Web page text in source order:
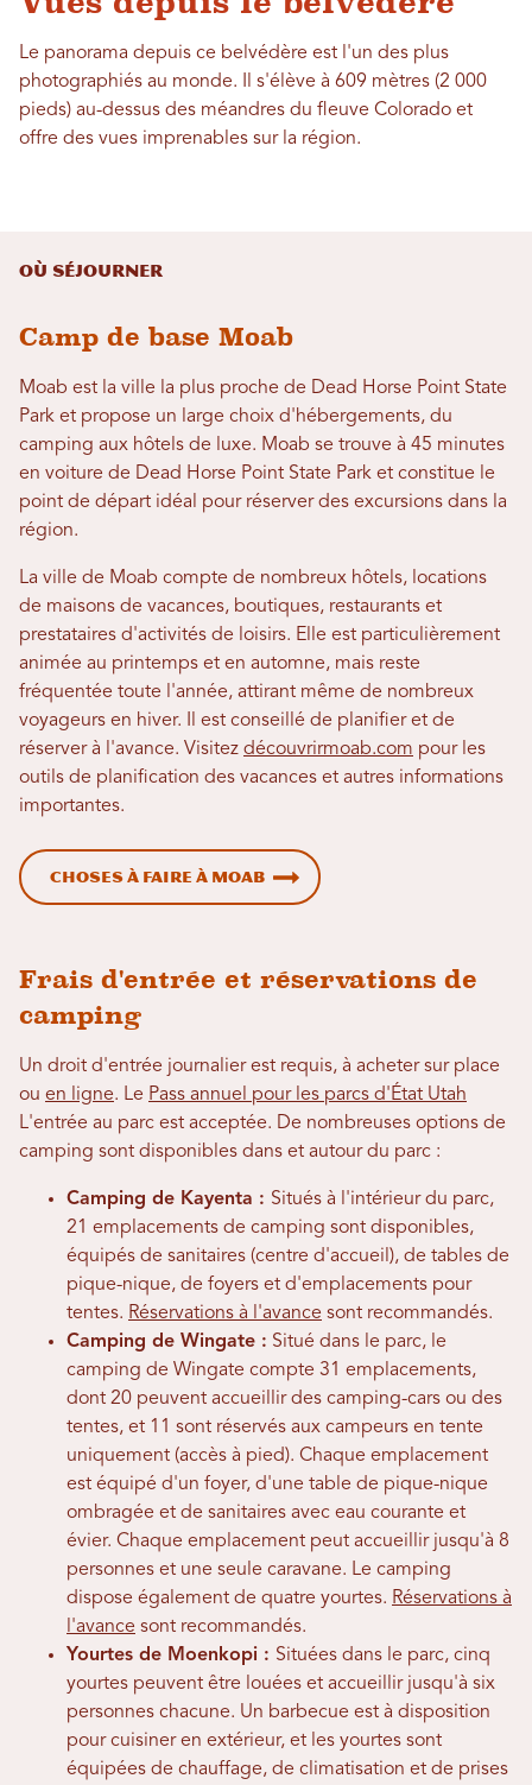
Le panorama depuis ce belvédère est l'un des plus
photographiés au monde. Il s'élève à 609 mètres (2 000
pieds) au-dessus des méandres du fleuve Colorado et
offre des vues imprenables sur la région.
Où séjourner
Camp de base Moab
Moab est la ville la plus proche de Dead Horse Point State
Park et propose un large choix d'hébergements, du
camping aux hôtels de luxe. Moab se trouve à 45 minutes
en voiture de Dead Horse Point State Park et constitue le
point de départ idéal pour réserver des excursions dans la
région.
La ville de Moab compte de nombreux hôtels, locations
de maisons de vacances, boutiques, restaurants et
prestataires d'activités de loisirs. Elle est particulièrement
animée au printemps et en automne, mais reste
fréquentée toute l'année, attirant même de nombreux
voyageurs en hiver. Il est conseillé de planifier et de
réserver à l'avance. Visitez découvrirmoab.com pour les
outils de planification des vacances et autres informations
importantes.
Choses à faire à Moab
Frais d'entrée et réservations de
camping
Un droit d'entrée journalier est requis, à acheter sur place
ou en ligne. Le Pass annuel pour les parcs d'État Utah
L'entrée au parc est acceptée. De nombreuses options de
camping sont disponibles dans et autour du parc :
Camping de Kayenta : Situés à l'intérieur du parc,
21 emplacements de camping sont disponibles,
équipés de sanitaires (centre d'accueil), de tables de
pique-nique, de foyers et d'emplacements pour
tentes. Réservations à l'avance sont recommandés.
Camping de Wingate : Situé dans le parc, le
camping de Wingate compte 31 emplacements,
dont 20 peuvent accueillir des camping-cars ou des
tentes, et 11 sont réservés aux campeurs en tente
uniquement (accès à pied). Chaque emplacement
est équipé d'un foyer, d'une table de pique-nique
ombragée et de sanitaires avec eau courante et
évier. Chaque emplacement peut accueillir jusqu'à 8
personnes et une seule caravane. Le camping
dispose également de quatre yourtes. Réservations à
l'avance sont recommandés.
Yourtes de Moenkopi : Situées dans le parc, cinq
yourtes peuvent être louées et accueillir jusqu'à six
personnes chacune. Un barbecue est à disposition
pour cuisiner en extérieur, et les yourtes sont
équipées de chauffage, de climatisation et de prises